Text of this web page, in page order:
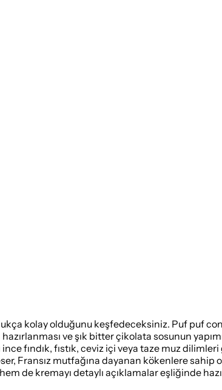
kolay olduğunu keşfedeceksiniz. Puf puf
ve şık bitter çikolata sosunun
fındık, fıstık, ceviz içi veya taze muz
Fransız mutfağına dayanan kökenlere sahip
de kremayı detaylı açıklamalar eşliğinde